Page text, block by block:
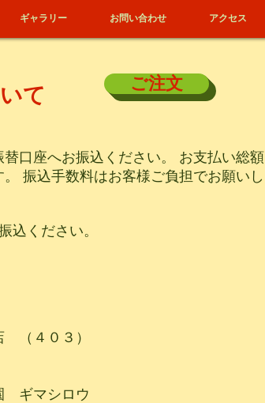
ギャラリー お問い合わせ アクセス
て ご注文
口座へお振込ください。 お支払い総額
振込手数料はお客様ご負担でお願いし
込ください。
（４０３）
ギマシロウ